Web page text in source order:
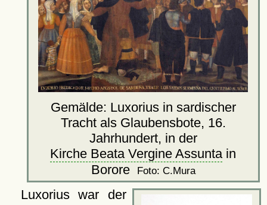
Gemälde: Luxorius in sardischer
Tracht als Glaubensbote, 16.
Jahrhundert, in der
Kirche Beata Vergine Assuntain
Borore
Foto: C.Mura
Luxorius war der